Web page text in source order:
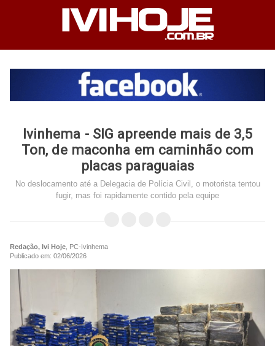
Ivinhema - SIG apreende mais de 3,5
Ton, de maconha em caminhão com
placas paraguaias
No deslocamento até a Delegacia de Polícia Civil, o motorista tentou
fugir, mas foi rapidamente contido pela equipe
Redação, Ivi Hoje , PC-Ivinhema
Publicado em: 02/06/2026